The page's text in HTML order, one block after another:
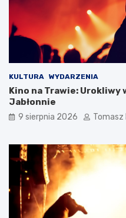
KULTURA WYDARZENIA
Kino na Trawie: Urokliwy
Jabłonnie
9 sierpnia 2026 Tomasz